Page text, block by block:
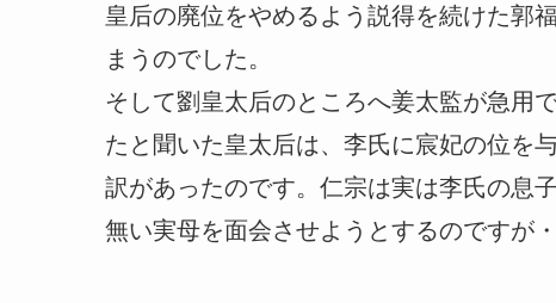
皇后の廃位をやめるよう説得を続けた郭
まうのでした。
そして劉皇太后のところへ姜太監が急用
たと聞いた皇太后は、李氏に宸妃の位を
訳があったのです。仁宗は実は李氏の息
無い実母を面会させようとするのですが・